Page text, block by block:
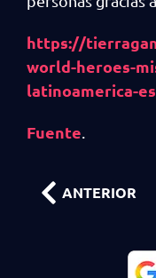
https://
world-heroes-
latinoamerica-
Fuente
ANTERIOR